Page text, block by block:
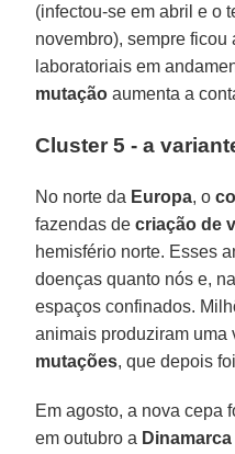
(infectou-se em abril e o
novembro), sempre
laboratoriais em
mutação aumenta a
Cluster 5 - a
No norte da Europa, o
fazendas decriação de
hemisfério norte. Esses
doenças quanto nós e,
espaços confinados.
animais produziram
mutações, que depois
Em agosto, a nova cepa
em outubro a Dinamarca